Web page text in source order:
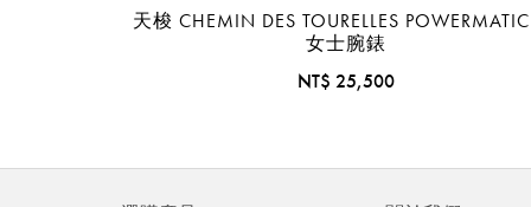
天梭 CHEMIN DES TOURELLES
女士腕錶
NT$ 25,500